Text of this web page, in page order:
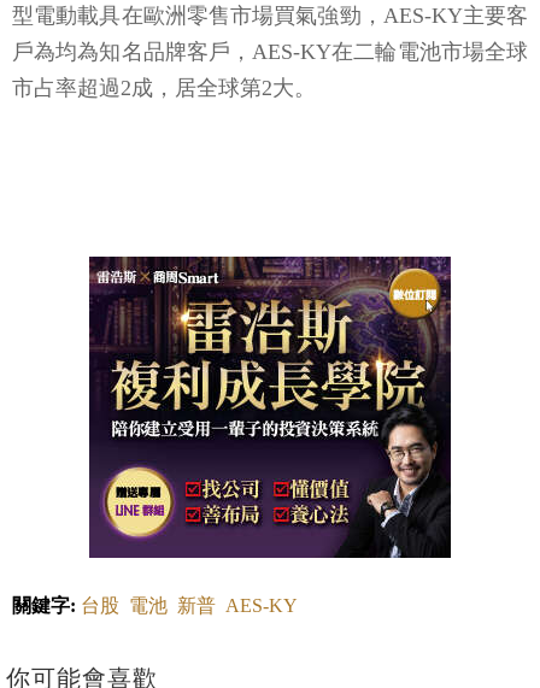
型電動載具在歐洲零售市場買氣強勁，AES-KY主要客
戶為均為知名品牌客戶，AES-KY在二輪電池市場全球
市占率超過2成，居全球第2大。
關鍵字: 台股 電池 新普 AES-KY
你可能會喜歡